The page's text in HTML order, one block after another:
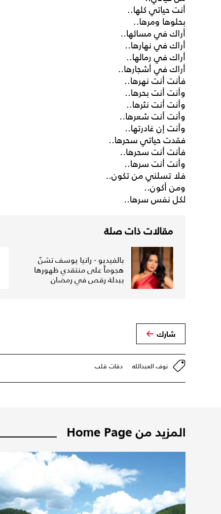
أنت حياتي كلها..
بحلوها ومرها..
أراك في مسائها..
أراك في نهارها..
أراك في رمالها..
أراك في أشجارها..
فأنت أنت نهرها..
وأنت أنت بحرها..
وأنت أنت نثرها..
وأنت أنت شعرها..
وأنت إن غادرتها..
فقدت حياتي سحرها..
فأنت أنت سحرها..
وأنت أنت سرها..
فلا تسلني من تكون..
ومن أكون..
لكل نفس سرها..
مقالات ذات صلة
بالفيديو - رانيا يوسف تشنّ
هجوماً على منتقدي ظهورها
ببدلة رقص في رمضان
شارك
نوف العبدالله دقات قلب
المزيد من Home Page